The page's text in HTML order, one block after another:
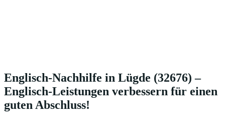
Englisch-Nachhilfe in Lügde (32676) –
Englisch-Leistungen verbessern für einen
guten Abschluss!